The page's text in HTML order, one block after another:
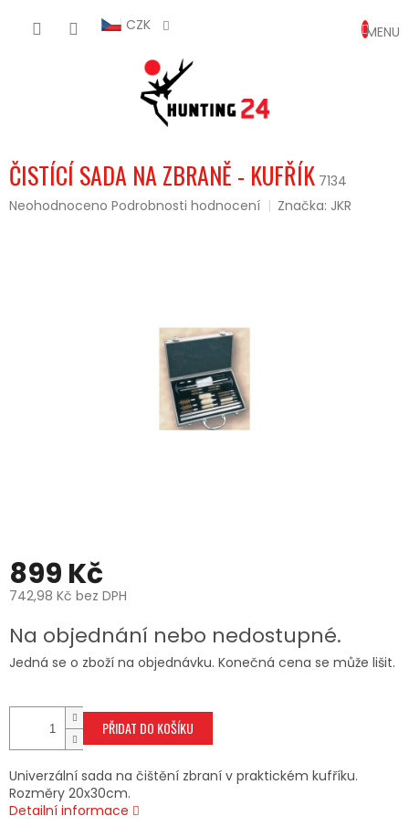
CZK
KOŠÍK
ČISTÍCÍ SADA NA ZBRANĚ - KUFŘÍK 7134
Průměrné
Neohodnoceno Podrobnosti hodnocení Značka: JKR
899 Kč
742,98 Kč bez DPH
cena:
Na objednání nebo nedostupné.
Jedná se o zboží na objednávku. Konečná cena se může lišit.
PŘIDAT DO KOŠÍKU
Univerzální sada na čištění zbraní v praktickém kufříku.
Rozměry 20x30cm.
Detailní informace